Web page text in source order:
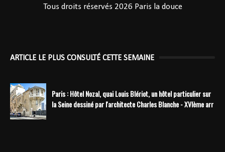
Tous droits réservés 2026 Paris la douce
ARTICLE LE PLUS CONSULTÉ CETTE SEMAINE
Paris : Hôtel Nozal, quai Louis Blériot, un hôtel particulier sur
la Seine dessiné par l'architecte Charles Blanche - XVIème arr